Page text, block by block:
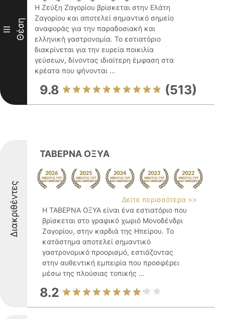
III Θέση
Η Ζεύξη Ζαγορίου βρίσκεται στην Ελάτη
Ζαγορίου και αποτελεί σημαντικό σημείο
αναφοράς για την παραδοσιακή και
ελληνική γαστρονομία. Το εστιατόριο
διακρίνεται για την ευρεία ποικιλία
γεύσεων, δίνοντας ιδιαίτερη έμφαση στα
κρέατα που ψήνονται ...
9.8 (513)
Διακριθέντες
ΤΑΒΕΡΝΑ ΟΞΥΑ
Δείτε περισσότερα >>
Η ΤΑΒΕΡΝΑ ΟΞΥΑ είναι ένα εστιατόριο που
βρίσκεται στο γραφικό χωριό Μονοδένδρι
Ζαγορίου, στην καρδιά της Ηπείρου. Το
κατάστημα αποτελεί σημαντικό
γαστρονομικό προορισμό, εστιάζοντας
στην αυθεντική εμπειρία που προσφέρει
μέσω της πλούσιας τοπικής ...
8.2